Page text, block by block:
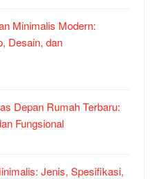
Minimalis Modern:
Desain, dan
Depan Rumah Terbaru:
Fungsional
Jenis, Spesifikasi,